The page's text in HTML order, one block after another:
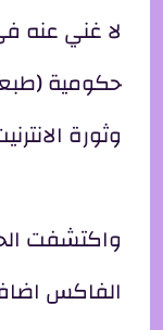
لا غني عنه
حكومية
وثورة
واكتشفت
الفاكس